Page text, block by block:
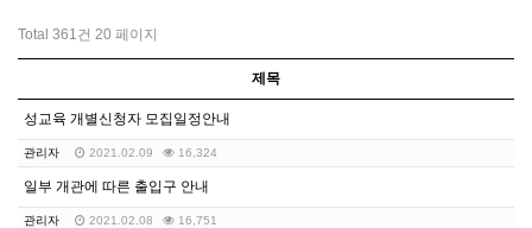
Total 361건 20 페이지
제목
성교육 개별신청자 모집일정안내
관리자 2021.02.09 16,324
일부 개관에 따른 출입구 안내
관리자 2021.02.08 16,751